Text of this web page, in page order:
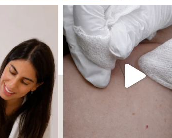
שהעור פשוט צריך לעצור רגע, לנשום ולהתאזן תהליך אחד שיכול